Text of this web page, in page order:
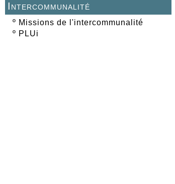
Intercommunalité
º Missions de l'intercommunalité
º PLUi